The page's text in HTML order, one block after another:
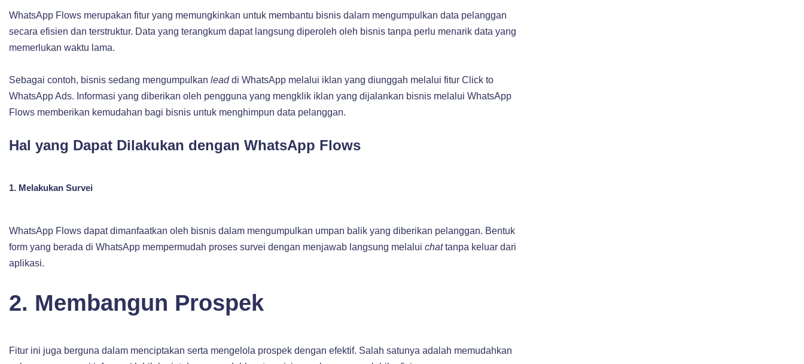
WhatsApp Flows merupakan fitur yang memungkinkan untuk membantu bisnis dalam mengumpulkan data pelanggan
secara efisien dan terstruktur. Data yang terangkum dapat langsung diperoleh oleh bisnis tanpa perlu menarik data yang
memerlukan waktu lama.
Sebagai contoh, bisnis sedang mengumpulkan leaddi WhatsApp melalui iklan yang diunggah melalui fitur Click to
WhatsApp Ads. Informasi yang diberikan oleh pengguna yang mengklik iklan yang dijalankan bisnis melalui WhatsApp
Flows memberikan kemudahan bagi bisnis untuk menghimpun data pelanggan.
Hal yang Dapat Dilakukan dengan WhatsApp Flows
1. Melakukan Survei
WhatsApp Flows dapat dimanfaatkan oleh bisnis dalam mengumpulkan umpan balik yang diberikan pelanggan. Bentuk
form yang berada di WhatsApp mempermudah proses survei dengan menjawab langsung melalui chattanpa keluar dari
aplikasi.
2. Membangun Prospek
Fitur ini juga berguna dalam menciptakan serta mengelola prospek dengan efektif. Salah satunya adalah memudahkan